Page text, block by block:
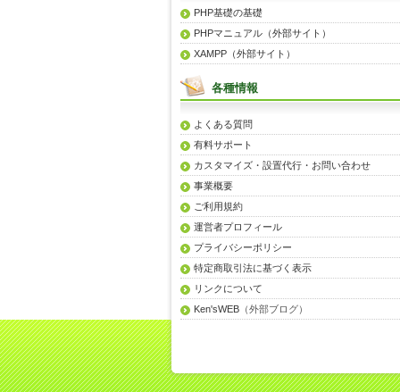
PHP基礎の基礎
PHPマニュアル（外部サイト）
XAMPP（外部サイト）
各種情報
よくある質問
有料サポート
カスタマイズ・設置代行・お問い合わせ
事業概要
ご利用規約
運営者プロフィール
プライバシーポリシー
特定商取引法に基づく表示
リンクについて
Ken'sWEB （外部ブログ）